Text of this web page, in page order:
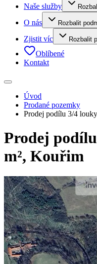
Naše služby
O nás Rozbalit
Zjistit víc Rozbalit
Oblíbené
Kontakt
Úvod
Prodané pozemky
Prodej podílu 3/4
Prodej
m², Kouřim